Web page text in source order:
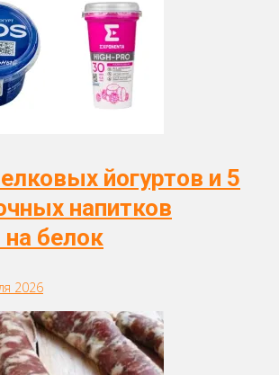
йогуртов и 5
напитков
белок
2026